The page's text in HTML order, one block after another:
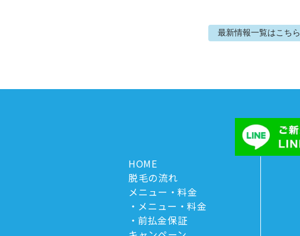
最新情報一覧はこちら
HOME
脱毛の流れ
メニュー・料金
メニュー・料金
前払金保証